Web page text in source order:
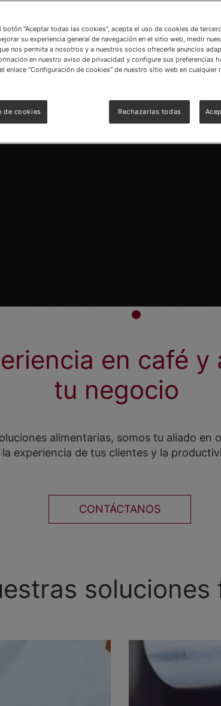
en café y
tu negocio
alimentarias, somos tu aliado
experiencia de tus clientes y la
CONTÁCTANOS
botón "Aceptar todas las cookies", acepta el uso de cookies de
su experiencia general de navegación en el sitio web, medir
nos permita a nosotros y a nuestros socios ofrecerle anuncios
en nuestro aviso de privacidad y configure sus preferencias
enlace "Configuración de cookies" de nuestro sitio web en cualquier
Rechazarlas todas
de cookies